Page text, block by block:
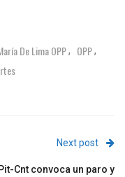
De Lima OPP, OPP,
Next post
Pit-Cnt convoca un paro y